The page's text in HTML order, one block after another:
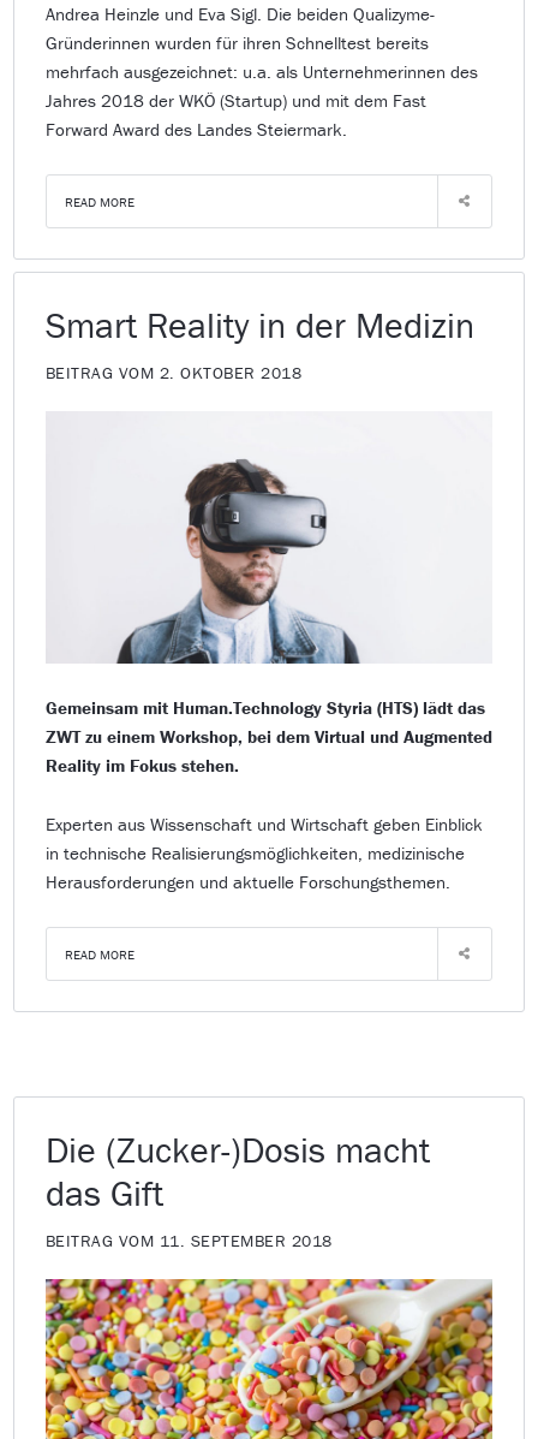
Andrea Heinzle und Eva Sigl. Die beiden Qualizyme-
Gründerinnen wurden für ihren Schnelltest bereits
mehrfach ausgezeichnet: u.a. als Unternehmerinnen des
Jahres 2018 der WKÖ (Startup) und mit dem Fast
Forward Award des Landes Steiermark.
READ MORE
Smart Reality in der Medizin
BEITRAG VOM 2. OKTOBER 2018
Gemeinsam mit Human.Technology Styria (HTS) lädt das
ZWT zu einem Workshop, bei dem Virtual und Augmented
Reality im Fokus stehen.
Experten aus Wissenschaft und Wirtschaft geben Einblick
in technische Realisierungsmöglichkeiten, medizinische
Herausforderungen und aktuelle Forschungsthemen.
READ MORE
Die (Zucker-)Dosis macht
das Gift
BEITRAG VOM 11. SEPTEMBER 2018